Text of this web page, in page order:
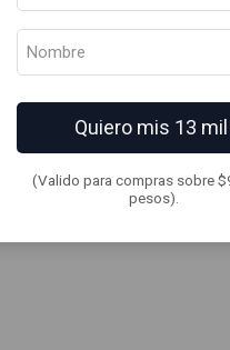
Quiero mis 13
(Valido para compras sobre
pesos).
Envíos a todo Chile —
Medios de pago:
COMPARTIR ESTE PRODUCTO